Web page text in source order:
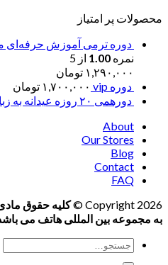
محصولات پر امتیاز
دوره ترمی آموزش حرفه‌ای
نمره 1.00 از 5
۱,۲۹۰,۰۰۰ تومان
دوره vip
۱,۷۰۰,۰۰۰ تومان
دورهمی ۲۰ روزه عیدانه به زبان عربی
About
Our Stores
Blog
Contact
FAQ
Copyright 2026 ©
کلیه حقوق
به مجموعه بین المللی هاتف می
جستجو
برای: